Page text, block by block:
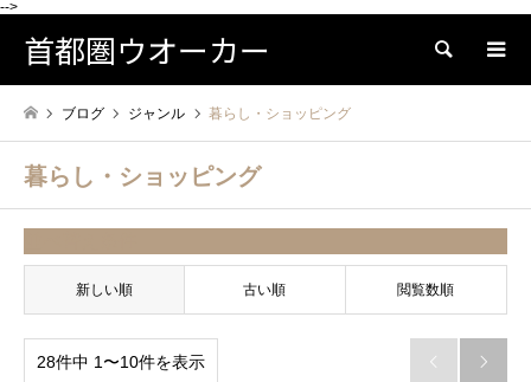
-->
首都圏ウオーカー 検索
ブログ ジャンル 暮らし・ショッピング
暮らし・ショッピング
新しい順 古い順 閲覧数順
28件中 1〜10件を表示  